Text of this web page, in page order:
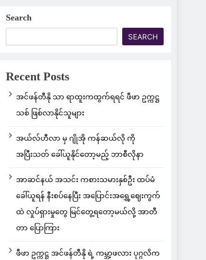
Search
SEARCH
Recent Posts
အင်ဖန်တီနို သာ ရာထူးကထွက်ရရင် ဖီဖာ ဥက္ကဋ္ဌ
သစ် ဖြစ်လာနိုင်သူများ
အယ်လ်ဟီလာ မှ ဂျိုအို ကန်ဆယ်လို ကို
အပြီးသတ် ခေါ်ယူနိုင်တော့မည့် ဘာစီလိုနာ
အာဆင်နယ် အသင်း ကစားသမားနှစ်ဦး ထပ်မံ
ခေါ်ယူရန် နီးစပ်နေပြီး အပြောင်းအရွှေ့ဈေးကွက်
ထဲ လှုပ်ရှားမှုတွေ မြင်တွေ့ရတော့မယ်လို့ အာတီ
တာ ပြောကြား
ဖီဖာ ဥက္ကဋ္ဌ အင်ဖန်တီနို ရဲ့ ကမ္ဘာ့ဖလား ပုဂ္ဂလိက